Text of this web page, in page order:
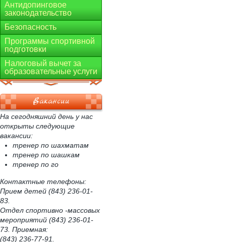
Антидопинговое
законодательство
Безопасность
Программы спортивной
подготовки
Налоговый вычет за
образовательные услуги
Вакансии
На сегодняшний день у нас
открыты следующие
вакансии:
тренер по шахматам
тренер по шашкам
тренер по го
Контактные телефоны:
Прием детей (843) 236-01-
83.
Отдел спортивно -массовых
мероприятий (843) 236-01-
73. Приемная:
(843) 236-77-91.